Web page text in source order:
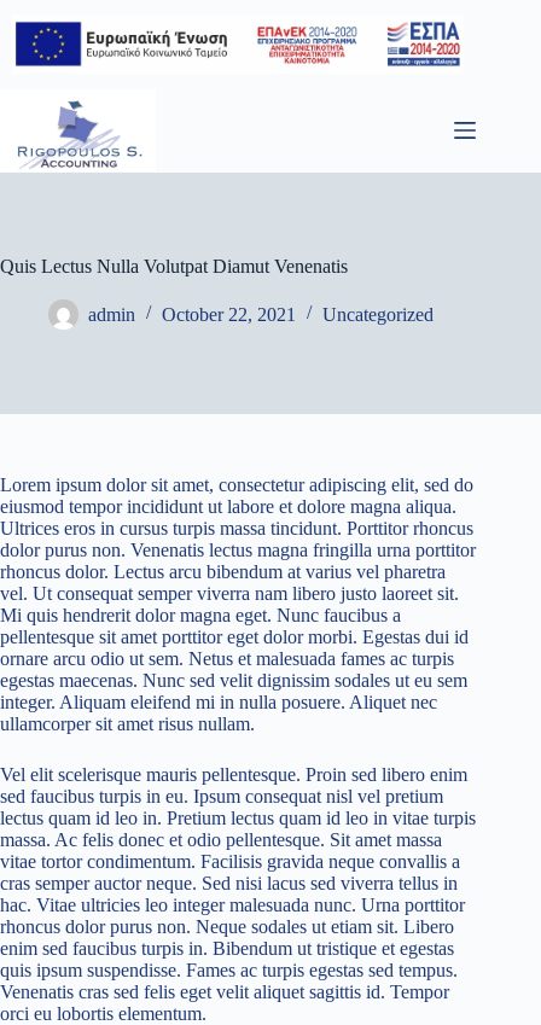
content
Quis Lectus Nulla Volutpat Diamut Venenatis
admin October 22, 2021 Uncategorized
Lorem ipsum dolor sit amet, consectetur adipiscing elit, sed do
eiusmod tempor incididunt ut labore et dolore magna aliqua.
Ultrices eros in cursus turpis massa tincidunt. Porttitor rhoncus
dolor purus non. Venenatis lectus magna fringilla urna porttitor
rhoncus dolor. Lectus arcu bibendum at varius vel pharetra
vel. Ut consequat semper viverra nam libero justo laoreet sit.
Mi quis hendrerit dolor magna eget. Nunc faucibus a
pellentesque sit amet porttitor eget dolor morbi. Egestas dui id
ornare arcu odio ut sem. Netus et malesuada fames ac turpis
egestas maecenas. Nunc sed velit dignissim sodales ut eu sem
integer. Aliquam eleifend mi in nulla posuere. Aliquet nec
ullamcorper sit amet risus nullam.
Vel elit scelerisque mauris pellentesque. Proin sed libero enim
sed faucibus turpis in eu. Ipsum consequat nisl vel pretium
lectus quam id leo in. Pretium lectus quam id leo in vitae turpis
massa. Ac felis donec et odio pellentesque. Sit amet massa
vitae tortor condimentum. Facilisis gravida neque convallis a
cras semper auctor neque. Sed nisi lacus sed viverra tellus in
hac. Vitae ultricies leo integer malesuada nunc. Urna porttitor
rhoncus dolor purus non. Neque sodales ut etiam sit. Libero
enim sed faucibus turpis in. Bibendum ut tristique et egestas
quis ipsum suspendisse. Fames ac turpis egestas sed tempus.
Venenatis cras sed felis eget velit aliquet sagittis id. Tempor
orci eu lobortis elementum.